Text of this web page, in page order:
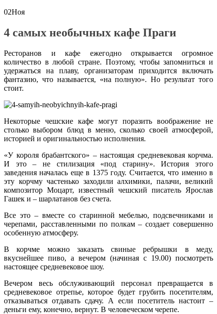
02Ноя
4 самых необычных кафе Праги
Ресторанов и кафе ежегодно открывается огромное
количество в любой стране. Поэтому, чтобы запомниться и
удержаться на плаву, организаторам приходится включать
фантазию, что называется, «на полную». Но результат того
стоит.
Некоторые чешские кафе могут поразить воображение не
столько выбором блюд в меню, сколько своей атмосферой,
историей и оригинальностью исполнения.
«У короля брабантского» – настоящая средневековая корчма.
И это – не стилизация «под старину». История этого
заведения началась еще в 1375 году. Считается, что именно в
эту корчму частенько заходили алхимики, палачи, великий
композитор Моцарт, известный чешский писатель Ярослав
Гашек и – шарлатанов без счета.
Все это – вместе со старинной мебелью, подсвечниками и
черепами, расставленными по полкам – создает совершенно
особенную атмосферу.
В корчме можно заказать свиные ребрышки в меду,
вкуснейшее пиво, а вечером (начиная с 19.00) посмотреть
настоящее средневековое шоу.
Вечером весь обслуживающий персонал превращается в
средневековое отрепье, которое будет грубить посетителям,
отказываться отдавать сдачу. А если посетитель настоит –
деньги ему, конечно, вернут. В человеческом черепе.